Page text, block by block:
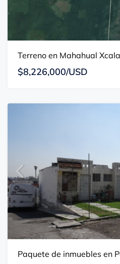
Terreno en Mahahual
$8,226,000/USD
Paquete de inmuebles en